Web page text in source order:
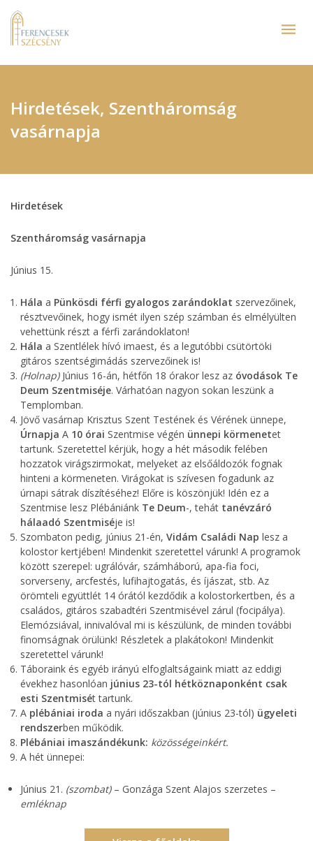
Hirdetések, Szentháromság
vasárnapja
Hirdetések
Szentháromság vasárnapja
Június 15.
Hála a Pünkösdi férfi gyalogos zarándoklat szervezőinek,
résztvevőinek, hogy ismét ilyen szép számban és elmélyülten
vehettünk részt a férfi zarándoklaton!
Hála a Szentlélek hívó imaest, és a legutóbbi csütörtöki
gitáros szentségimádás szervezőinek is!
(Holnap)Június 16-án, hétfőn 18 órakor lesz az óvodások Te
Deum Szentmiséje. Várhatóan nagyon sokan leszünk a
Templomban.
Jövő vasárnap Krisztus Szent Testének és Vérének ünnepe,
Úrnapja A 10 órai Szentmise végén ünnepi körmenetet
tartunk. Szeretettel kérjük, hogy a hét második felében
hozzatok virágszirmokat, melyeket az elsőáldozók fognak
hinteni a körmeneten. Virágokat is szívesen fogadunk az
úrnapi sátrak díszítéséhez! Előre is köszönjük! Idén ez a
Szentmise lesz Plébániánk Te Deum-, tehát tanévzáró
hálaadó Szentmiséje is!
Szombaton pedig, június 21-én, Vidám Családi Nap lesz a
kolostor kertjében! Mindenkit szeretettel várunk! A programok
között szerepel: ugrálóvár, számháború, apa-fia foci,
sorverseny, arcfestés, lufihajtogatás, és íjászat, stb. Az
örömteli együttlét 14 órától kezdődik a kolostorkertben, és a
családos, gitáros szabadtéri Szentmisével zárul (focipálya).
Elemózsiával, innivalóval mi is készülünk, de minden további
finomságnak örülünk! Részletek a plakátokon! Mindenkit
szeretettel várunk!
Táboraink és egyéb irányú elfoglaltságaink miatt az eddigi
évekhez hasonlóan június 23-tól hétköznaponként csak
esti Szentmisét tartunk.
A plébániai iroda a nyári időszakban (június 23-tól) ügyeleti
rendszerben működik.
Plébániai imaszándékunk: közösségeinkért.
A hét ünnepei:
Június 21. (szombat) – Gonzága Szent Alajos szerzetes –
emléknap